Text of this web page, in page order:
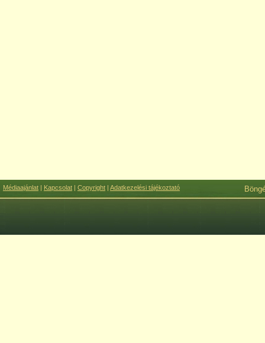
Médiaajánlat | Kapcsolat | Copyright | Adatkezelési tájékoztató